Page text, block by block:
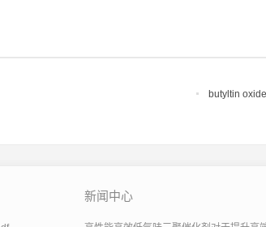
butyltin oxide
新闻中心